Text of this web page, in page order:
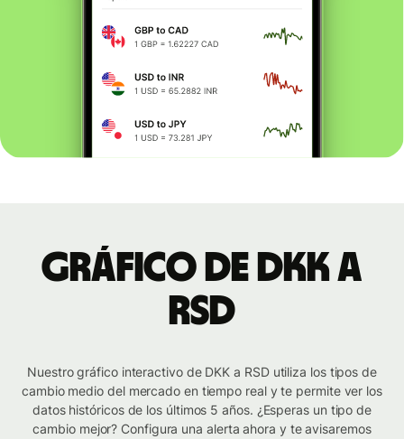
Gráfico de DKK a
RSD
Nuestro gráfico interactivo de DKK a RSD utiliza los tipos de
cambio medio del mercado en tiempo real y te permite ver los
datos históricos de los últimos 5 años. ¿Esperas un tipo de
cambio mejor? Configura una alerta ahora y te avisaremos